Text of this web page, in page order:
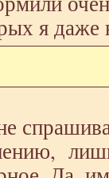
я даже